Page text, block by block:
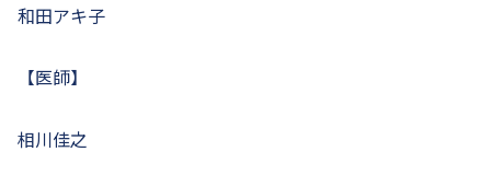
和田アキ子
【医師】
相川佳之